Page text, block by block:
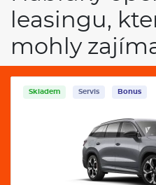
leasingu,
mohly
Skladem Servis Bonus